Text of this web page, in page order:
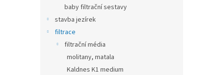
baby filtrační sestavy
stavba jezírek
filtrace
filtrační média
molitany, matala
Kaldnes K1 medium